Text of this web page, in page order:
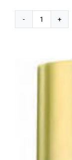
Vannvirvler